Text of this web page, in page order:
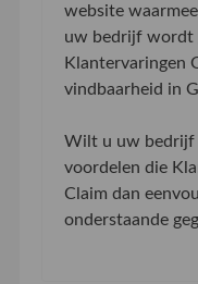
website
uw bedrijf wordt
Klantervaringen
vindbaarheid in
Wilt u uw bedrijf
voordelen die
Claim dan
onderstaande